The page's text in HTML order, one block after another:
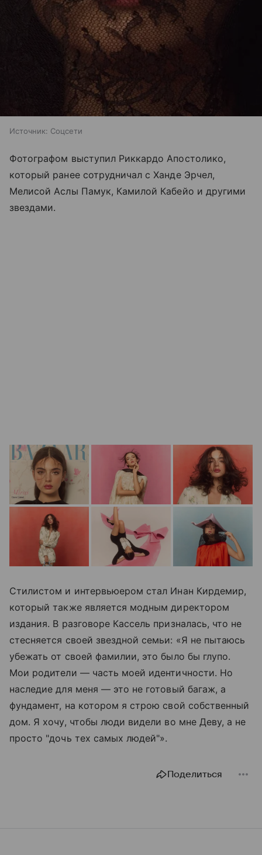
Источник: Соцсети
Фотографом выступил Риккардо Апостолико,
который ранее сотрудничал с Ханде Эрчел,
Мелисой Аслы Памук, Камилой Кабейо и другими
звездами.
Стилистом и интервьюером стал Инан Кирдемир,
который также является модным директором
издания. В разговоре Кассель призналась, что не
стесняется своей звездной семьи: «Я не пытаюсь
убежать от своей фамилии, это было бы глупо.
Мои родители — часть моей идентичности. Но
наследие для меня — это не готовый багаж, а
фундамент, на котором я строю свой собственный
дом. Я хочу, чтобы люди видели во мне Деву, а не
просто "дочь тех самых людей"».
Поделиться